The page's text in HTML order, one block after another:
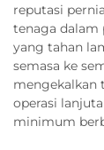
reputasi
tenaga dalam
yang tahan
semasa ke
mengekalkan
operasi
minimum